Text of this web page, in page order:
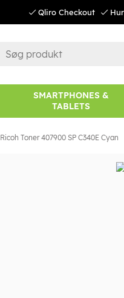
Qliro Checkout
SMARTPHONES &
TABLETS
Ricoh Toner 407900 SP C340E Cyan